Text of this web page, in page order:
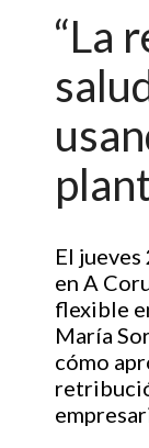
“La
El
en A
flexible
María
cómo